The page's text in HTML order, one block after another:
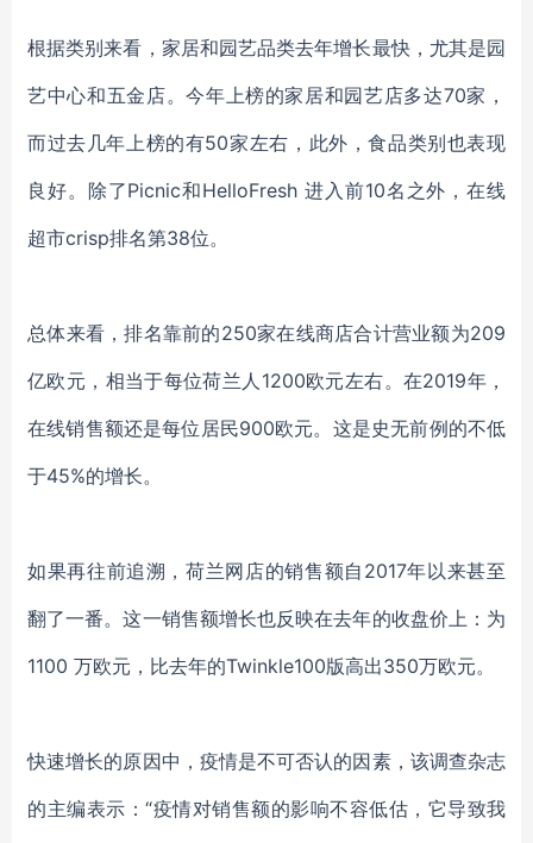
根据类别来看， 家居和园艺品类去年增长最快，尤其是园
艺中心和五金店。今年上榜的家居和园艺店多达70家，
而过去几年上榜的有50家左右，此外，食品类别也表现
良好。除了Picnic和HelloFresh进入前10名 之外，在线
超市crisp排名第38位。
总体来看，排名靠前的250家在线商店合计营业额为209
亿欧元，相当于每位荷兰人 1200欧元左右。 在2019年，
在线销售额还是每位居民900欧元。这是史无前例的不低
于45%的增长。
如果再往前追溯，荷兰网店的销售额自 2017年以来甚至
翻了一番。这一销售额增长也反映在去年的收盘价上： 为
1100 万欧元，比去年的Twinkle100版高出350万欧元。
快速增长的原因中，疫情是不可否认的因素，该调查杂志
的主编表示： “疫情对销售额的影响不容低估， 它导致我